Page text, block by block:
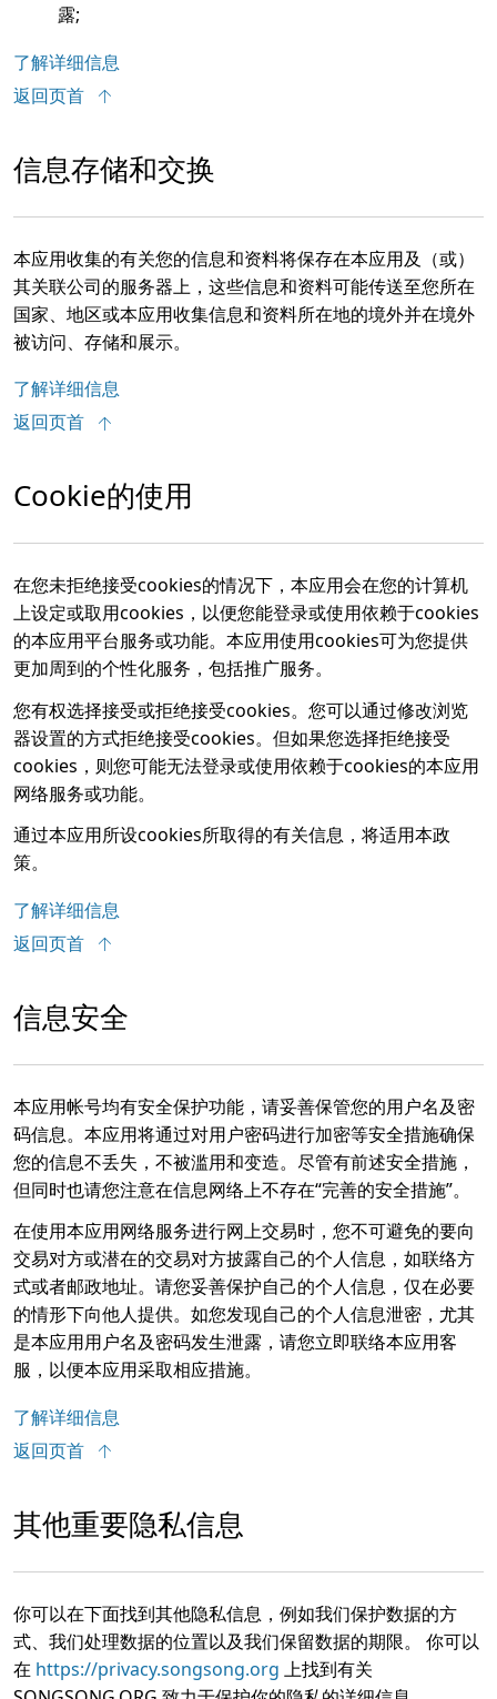
露;
了解详细信息
返回页首
信息存储和交换
本应用收集的有关您的信息和资料将保存在本应用及（或）
其关联公司的服务器上，这些信息和资料可能传送至您所在
国家、地区或本应用收集信息和资料所在地的境外并在境外
被访问、存储和展示。
了解详细信息
返回页首
Cookie的使用
在您未拒绝接受cookies的情况下，本应用会在您的计算机
上设定或取用cookies，以便您能登录或使用依赖于cookies
的本应用平台服务或功能。本应用使用cookies可为您提供
更加周到的个性化服务，包括推广服务。
您有权选择接受或拒绝接受cookies。您可以通过修改浏览
器设置的方式拒绝接受cookies。但如果您选择拒绝接受
cookies，则您可能无法登录或使用依赖于cookies的本应用
网络服务或功能。
通过本应用所设cookies所取得的有关信息，将适用本政
策。
了解详细信息
返回页首
信息安全
本应用帐号均有安全保护功能，请妥善保管您的用户名及密
码信息。本应用将通过对用户密码进行加密等安全措施确保
您的信息不丢失，不被滥用和变造。尽管有前述安全措施，
但同时也请您注意在信息网络上不存在“完善的安全措施”。
在使用本应用网络服务进行网上交易时，您不可避免的要向
交易对方或潜在的交易对方披露自己的个人信息，如联络方
式或者邮政地址。请您妥善保护自己的个人信息，仅在必要
的情形下向他人提供。如您发现自己的个人信息泄密，尤其
是本应用用户名及密码发生泄露，请您立即联络本应用客
服，以便本应用采取相应措施。
了解详细信息
返回页首
其他重要隐私信息
你可以在下面找到其他隐私信息，例如我们保护数据的方
式、我们处理数据的位置以及我们保留数据的期限。 你可以
在 https://privacy.songsong.org 上找到有关